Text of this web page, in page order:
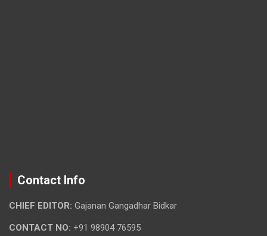
Contact Info
CHIEF EDITOR: Gajanan Gangadhar Bidkar
CONTACT NO: +91 98904 76595